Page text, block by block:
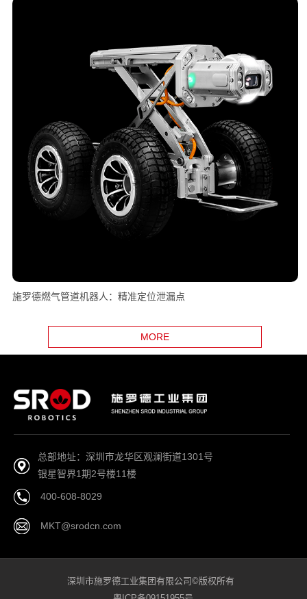
施罗德燃气管道机器人：精准定位泄漏点
MORE
总部地址：深圳市龙华区观澜街道1301号
银星智界1期2号楼11楼
400-608-8029
MKT@srodcn.com
深圳市施罗德工业集团有限公司©版权所有